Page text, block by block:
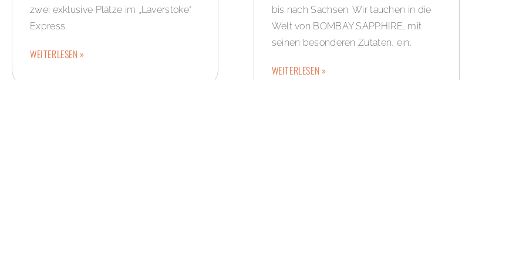
zwei exklusive Plätze im „Laverstoke“
Express.
WEITERLESEN »
bis nach Sachsen. Wir tauchen in die
Welt von BOMBAY SAPPHIRE, mit
seinen besonderen Zutaten, ein.
WEITERLESEN »